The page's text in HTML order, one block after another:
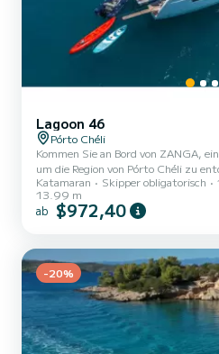
Lagoon 46
Pórto Chéli
Kommen Sie an Bord von ZANGA,
um die Region von Pórto Chéli zu
2021 gebaut und verspricht hohen
4 Kabinen mit allem Komfort und
Mit einer Gesamtlänge von 14
verfügt über 4 Toiletten mit Dusche. Es ist unter anderem
folge...
Katamaran Skipper obligatorisch
13.99 m
ab $972,40
-20%